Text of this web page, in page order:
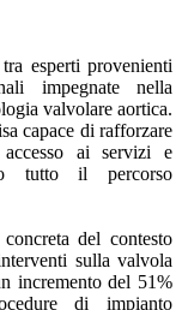
esperti provenienti
impegnate nella
valvolare aortica.
capace di rafforzare
ai servizi e
tutto il percorso
del contesto
sulla valvola
incremento del 51%
di impianto